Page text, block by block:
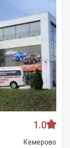
1.0
Кемерово